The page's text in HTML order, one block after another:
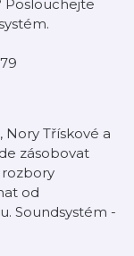
Poslouchejte
Třískové a
zásobovat
od
Soundsystém -